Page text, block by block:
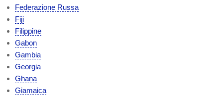
Federazione Russa
Fiji
Filippine
Gabon
Gambia
Georgia
Ghana
Giamaica